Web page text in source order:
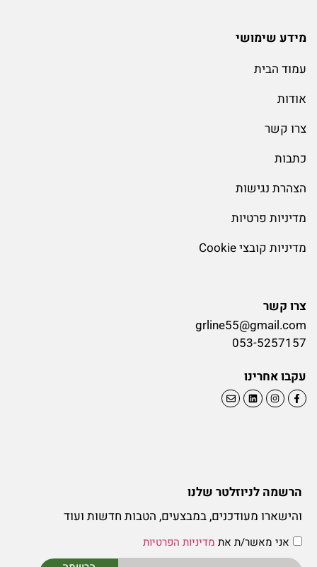
מידע שימושי
עמוד הבית
אודות
צרו קשר
כתבות
הצהרת נגישות
מדיניות פרטיות
מדיניות קובצי Cookie
צרו קשר
grline55@gmail.com
053-5257157
עקבו אחרינו
הרשמה לניוזלטר שלנו
והישארו מעודכנים, במבצעים, הטבות חדשות ועוד
אני מאשר/ת את מדיניות הפרטיות